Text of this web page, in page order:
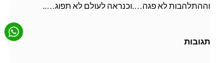
וההתלהבות לא פגה….וכנראה לעולם לא תפוג…..
תגובות